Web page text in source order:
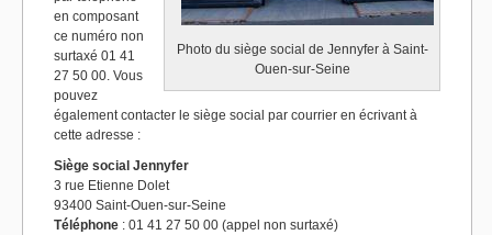
Photo du siège social de Jennyfer à Saint-
Ouen-sur-Seine
en composant
ce numéro non
surtaxé 01 41
27 50 00. Vous
pouvez
également contacter le siège social par courrier en écrivant à
cette adresse :
Siège social Jennyfer
3 rue Etienne Dolet
93400 Saint-Ouen-sur-Seine
Téléphone : 01 41 27 50 00 (appel non surtaxé)